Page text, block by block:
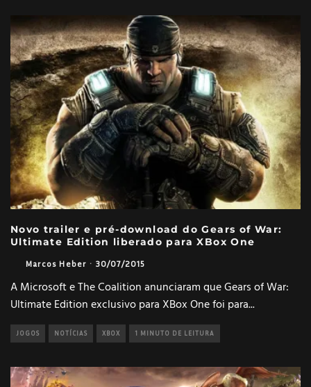
Novo trailer e pré-download do Gears of War:
Ultimate Edition liberado para XBox One
Marcos Heber · 30/07/2015
A Microsoft e The Coalition anunciaram que Gears of War:
Ultimate Edition exclusivo para XBox One foi para...
JOGOS NOTÍCIAS XBOX 1 MINUTO DE LEITURA